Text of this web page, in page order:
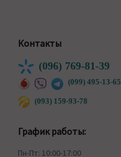
Контакты
(096) 769-81-39
(099) 495-13-65
(093) 159-93-78
График работы:
Пн-Пт: 10:00-17:00